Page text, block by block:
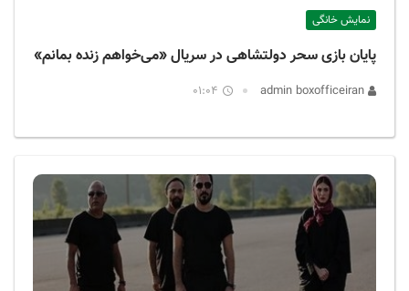
نمایش خانگی
پایان بازی سحر دولتشاهی در سریال «می‌خواهم زنده بمانم»
01:04